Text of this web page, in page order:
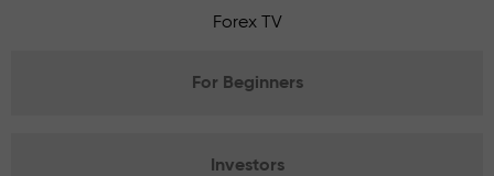
Forex TV
For Beginners
Investors